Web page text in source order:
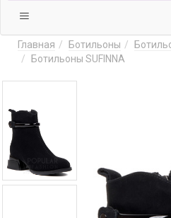
Главная Ботильоны
Ботильоны SUFINNA